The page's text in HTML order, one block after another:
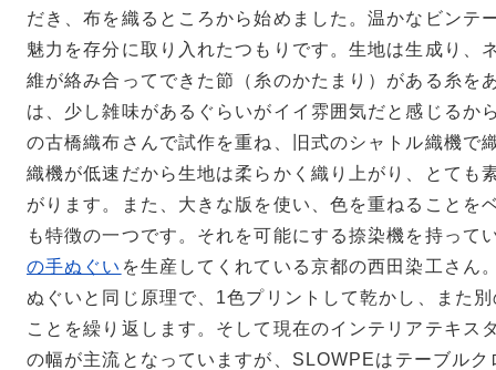
だき、布を織るところから始めました。温かなビンテ
魅力を存分に取り入れたつもりです。生地は生成り、
維が絡み合ってできた節（糸のかたまり）がある糸を
は、少し雑味があるぐらいがイイ雰囲気だと感じるか
の古橋織布さんで試作を重ね、旧式のシャトル織機で
織機が低速だから生地は柔らかく織り上がり、とても
がります。また、大きな版を使い、色を重ねることを
も特徴の一つです。それを可能にする捺染機を持って
の手ぬぐい を生産してくれている京都の西田染工さん
ぬぐいと同じ原理で、1色プリントして乾かし、また
ことを繰り返します。そして現在のインテリアテキス
の幅が主流となっていますが、SLOWPEはテーブルク